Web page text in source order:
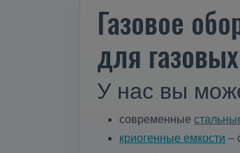
Газовое
для
У нас вы
современные
криогенные емкости –